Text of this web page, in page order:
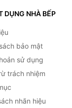
DỤNG NHÀ BẾP
bảo mật
sử dụng
trách nhiệm
nhãn hiệu